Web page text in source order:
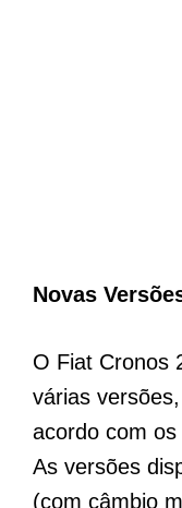
Novas
O Fiat Cronos
várias
acordo com
As versões
(com câmbio